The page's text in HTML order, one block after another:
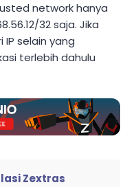
network hanya
32 saja. Jika
selain yang
terlebih dahulu
Zextras